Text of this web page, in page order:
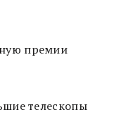
премии
телескопы